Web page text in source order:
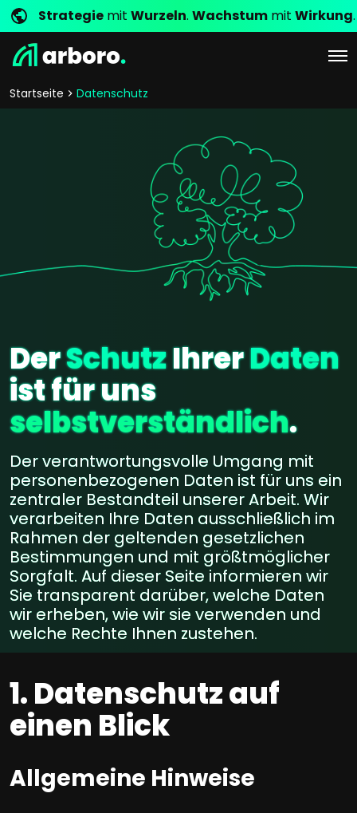
Strategie mit Wurzeln. Wachstum mit Wirkung.
Startseite Datenschutz
DerSchutzIhrerDaten
ist für uns
selbstverständlich.
Der verantwortungsvolle Umgang mit
personenbezogenen Daten ist für uns ein
zentraler Bestandteil unserer Arbeit. Wir
verarbeiten Ihre Daten ausschließlich im
Rahmen der geltenden gesetzlichen
Bestimmungen und mit größtmöglicher
Sorgfalt. Auf dieser Seite informieren wir
Sie transparent darüber, welche Daten
wir erheben, wie wir sie verwenden und
welche Rechte Ihnen zustehen.
1. Datenschutz auf
einen Blick
Allgemeine Hinweise